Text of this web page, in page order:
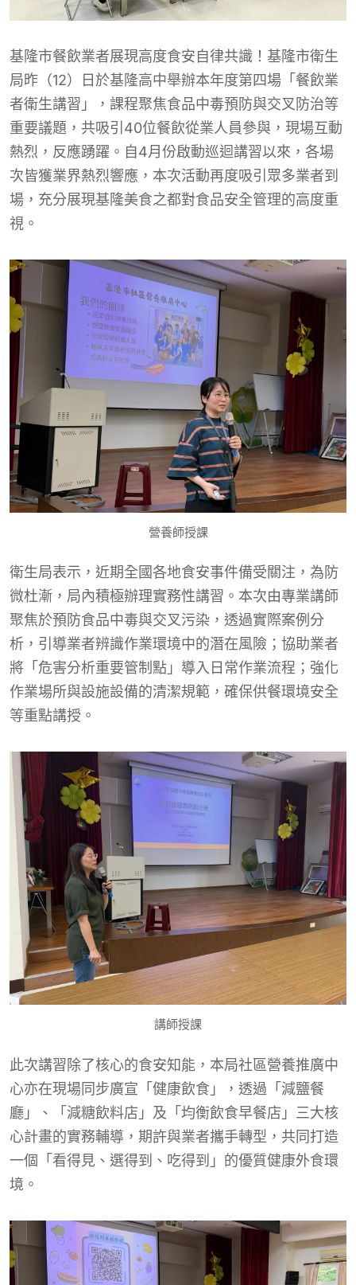
基隆市餐飲業者展現高度食安自律共識！基隆市衛生
局昨（12）日於基隆高中舉辦本年度第四場「餐飲業
者衛生講習」，課程聚焦食品中毒預防與交叉防治等
重要議題，共吸引40位餐飲從業人員參與，現場互動
熱烈，反應踴躍。自4月份啟動巡迴講習以來，各場
次皆獲業界熱烈響應，本次活動再度吸引眾多業者到
場，充分展現基隆美食之都對食品安全管理的高度重
視。
營養師授課
衛生局表示，近期全國各地食安事件備受關注，為防
微杜漸，局內積極辦理實務性講習。本次由專業講師
聚焦於預防食品中毒與交叉污染，透過實際案例分
析，引導業者辨識作業環境中的潛在風險；協助業者
將「危害分析重要管制點」導入日常作業流程；強化
作業場所與設施設備的清潔規範，確保供餐環境安全
等重點講授。
講師授課
此次講習除了核心的食安知能，本局社區營養推廣中
心亦在現場同步廣宣「健康飲食」，透過「減鹽餐
廳」、「減糖飲料店」及「均衡飲食早餐店」三大核
心計畫的實務輔導，期許與業者攜手轉型，共同打造
一個「看得見、選得到、吃得到」的優質健康外食環
境。